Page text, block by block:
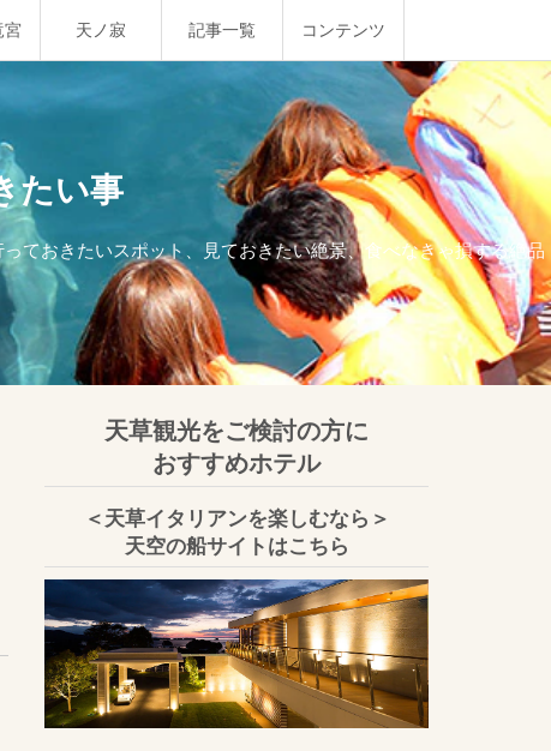
宮 天ノ寂 記事一覧 コンテンツ
たい事
ておきたいスポット、見ておきたい絶景、食べなきゃ損する絶品
天草観光をご検討の方に
おすすめホテル
＜天草イタリアンを楽しむなら＞
天空の船サイトはこちら